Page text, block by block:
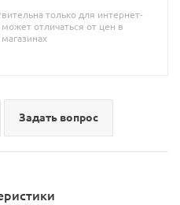
только для интернет-
может отличаться от цен в
Задать вопрос